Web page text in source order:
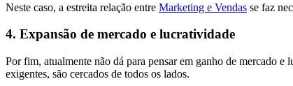
Neste caso, a estreita relação entre Marketing e Vendas se faz
4. Expansão de mercado e lucratividade
Por fim, atualmente não dá para pensar em ganho de mercado
exigentes, são cercados de todos os lados.